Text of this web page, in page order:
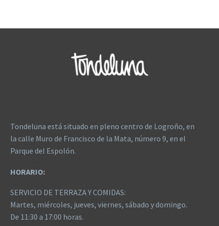
Tondeluna está situado en pleno centro de Logroño, en
la calle Muro de Francisco de la Mata, número 9, en el
Parque del Espolón.
HORARIO:
SERVICIO DE TERRAZA Y COMIDAS:
Martes, miércoles, jueves, viernes, sábado y domingo.
De 11:30 a 17:00 horas.